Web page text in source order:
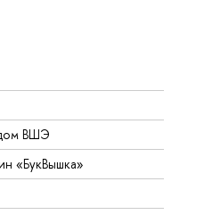
ВШЭ
«БукВышка»